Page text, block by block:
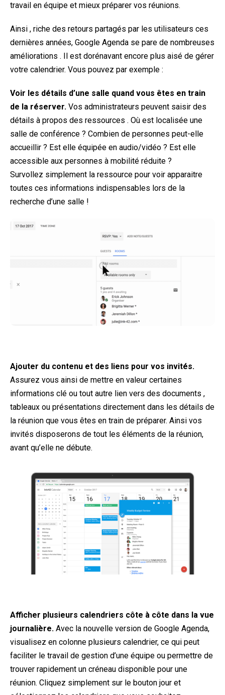
travail en équipe et mieux préparer vos réunions.
Ainsi , riche des retours partagés par les utilisateurs ces
dernières années, Google Agenda se pare de nombreuses
améliorations . Il est dorénavant encore plus aisé de gérer
votre calendrier. Vous pouvez par exemple :
Voir les détails d’une salle quand vous êtes en train
de la réserver. Vos administrateurs peuvent saisir des
détails à propos des ressources . Où est localisée une
salle de conférence ? Combien de personnes peut-elle
accueillir ? Est elle équipée en audio/vidéo ? Est elle
accessible aux personnes à mobilité réduite ?
Survollez simplement la ressource pour voir apparaitre
toutes ces informations indispensables lors de la
recherche d’une salle !
Ajouter du contenu et des liens pour vos invités.
Assurez vous ainsi de mettre en valeur certaines
informations clé ou tout autre lien vers des documents ,
tableaux ou présentations directement dans les détails de
la réunion que vous êtes en train de préparer. Ainsi vos
invités disposerons de tout les éléments de la réunion,
avant qu’elle ne débute.
Afficher plusieurs calendriers côte à côte dans la vue
journalière. Avec la nouvelle version de Google Agenda,
visualisez en colonne plusieurs calendrier, ce qui peut
faciliter le travail de gestion d’une équipe ou permettre de
trouver rapidement un créneau disponible pour une
réunion. Cliquez simplement sur le bouton jour et